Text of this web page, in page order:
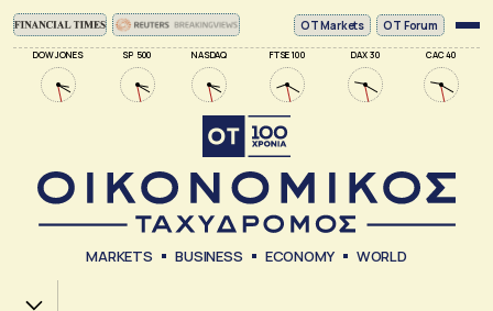
DOW JONES SP 500 NASDAQ FTSE 100 DAX 30 CAC 40
ΟΤ Markets OT Forum
MARKETS BUSINESS ECONOMY WORLD
Χ.Α.